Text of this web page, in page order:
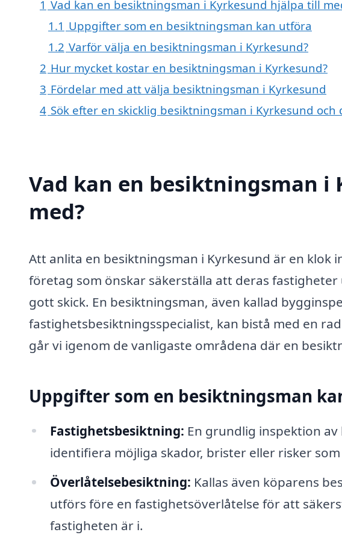
1 Vad kan en besiktningsman i Kyrkesund hjälpa till
1.1 Uppgifter som en besiktningsman kan utföra
1.2 Varför välja en besiktningsman i Kyrkesund?
2 Hur mycket kostar en besiktningsman i Kyrkesund?
3 Fördelar med att välja besiktningsman i Kyrkesund
4 Sök efter en skicklig besiktningsman i Kyrkesund
Vad kan en besiktningsman
med?
Att anlita en besiktningsman i Kyrkesund är en
företag som önskar säkerställa att deras
gott skick. En besiktningsman, även kallad
fastighetsbesiktningsspecialist, kan bistå med en
går vi igenom de vanligaste områdena där en
Uppgifter som en besiktningsman
Fastighetsbesiktning: En grundlig inspektion
identifiera möjliga skador, brister eller risker
Överlåtelsebesiktning: Kallas även köparens
utförs före en fastighetsöverlåtelse för att
fastigheten är i.